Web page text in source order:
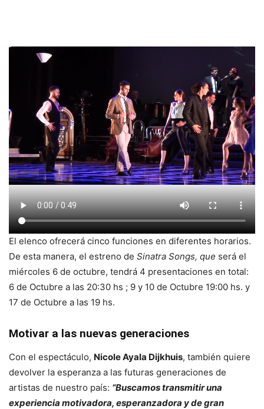
El elenco ofrecerá cinco funciones en diferentes horarios.
De esta manera, el estreno de Sinatra Songs, que será el
miércoles 6 de octubre, tendrá 4 presentaciones en total:
6 de Octubre a las 20:30 hs ; 9 y 10 de Octubre 19:00 hs. y
17 de Octubre a las 19 hs.
Motivar a las nuevas generaciones
Con el espectáculo, Nicole Ayala Dijkhuis, también quiere
devolver la esperanza a las futuras generaciones de
artistas de nuestro país: “Buscamos transmitir una
experiencia motivadora, esperanzadora y de gran